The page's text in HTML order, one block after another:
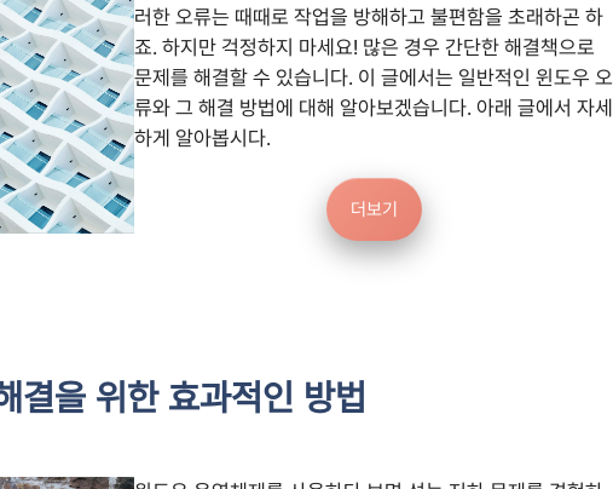
러한 오류는 때때로 작업을 방해하고 불편함을 초래하곤 하
죠. 하지만 걱정하지 마세요! 많은 경우 간단한 해결책으로
문제를 해결할 수 있습니다. 이 글에서는 일반적인 윈도우 오
류와 그 해결 방법에 대해 알아보겠습니다. 아래 글에서 자세
하게 알아봅시다.
더보기
결을 위한 효과적인 방법